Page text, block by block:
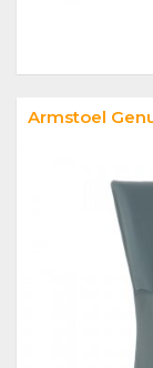
Armstoel